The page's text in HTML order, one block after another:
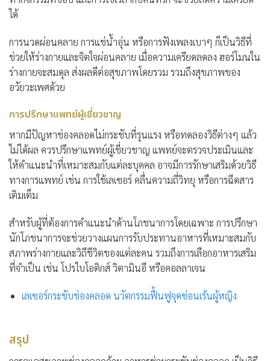
ได้
การนวดผ่อนคลาย การแช่น้ำอุ่น หรือการฟังเพลงเบาๆ ก็เป็นวิธีที่
ช่วยให้ร่างกายและจิตใจผ่อนคลาย เมื่อความเครียดลดลง ฮอร์โมนใน
ร่างกายจะสมดุล ส่งผลดีต่อสุขภาพโดยรวม รวมถึงสุขภาพของ
อวัยวะเพศด้วย
การปรึกษาแพทย์ผู้เชี่ยวชาญ
หากมีปัญหาช่องคลอดไม่กระชับที่รุนแรง หรือทดลองวิธีต่างๆ แล้ว
ไม่ได้ผล ควรปรึกษาแพทย์ผู้เชี่ยวชาญ แพทย์จะตรวจประเมินและ
ให้คำแนะนำที่เหมาะสมกับแต่ละบุคคล อาจมีการรักษาเสริมด้วยวิธี
ทางการแพทย์ เช่น การใช้เลเซอร์ คลื่นความถี่วิทยุ หรือการฉีดสาร
เติมเต็ม
สำหรับผู้ที่ต้องการคำแนะนำด้านโภชนาการโดยเฉพาะ การปรึกษา
นักโภชนาการจะช่วยวางแผนการรับประทานอาหารที่เหมาะสมกับ
สภาพร่างกายและวิถีชีวิตของแต่ละคน รวมถึงการเลือกอาหารเสริม
ที่จำเป็น เช่น โปรไบโอติกส์ วิตามินอี หรือคอลลาเจน
เลเซอร์กระชับช่องคลอด นวัตกรรมฟื้นฟูจุดซ่อนเร้นผู้หญิง
สรุป